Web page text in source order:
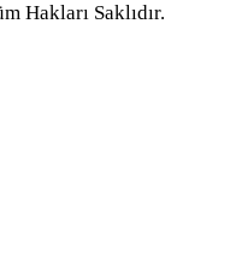
Hakları Saklıdır.